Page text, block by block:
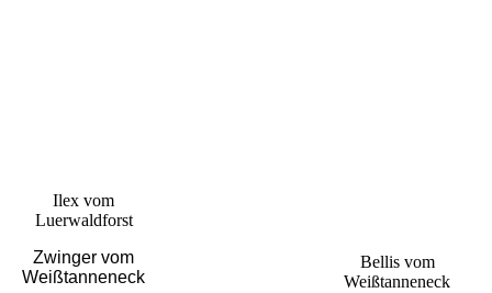
Ilex vom
Luerwaldforst
Zwinger vom
Weißtanneneck
Bellis vom
Weißtanneneck